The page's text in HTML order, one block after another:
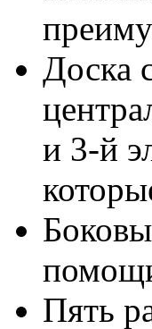
Доска
и 3-й
Пять